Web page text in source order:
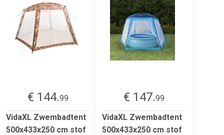
€ 144.99
VidaXL Zwembadtent
500x433x250 cm stof
€ 147.99
VidaXL Zwembadtent
500x433x250 cm stof